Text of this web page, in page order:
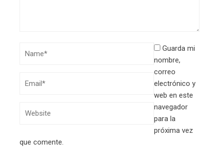
Guarda mi
nombre,
correo
electrónico y
web en este
navegador
para la
próxima vez
que comente.